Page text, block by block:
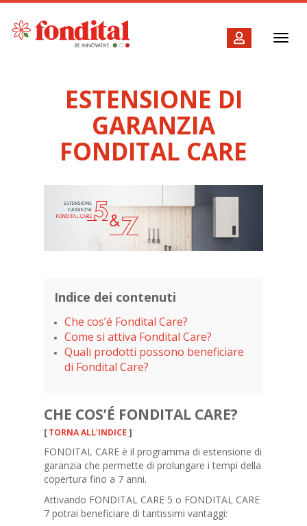
ESTENSIONE DI
GARANZIA
FONDITAL CARE
Indice dei contenuti
Che cos’é Fondital Care?
Come si attiva Fondital Care?
Quali prodotti possono beneficiare
di Fondital Care?
CHE COS’É FONDITAL CARE?
[ TORNA ALL'INDICE ]
FONDITAL CARE è il programma di estensione di
garanzia che permette di prolungare i tempi della
copertura fino a 7 anni.
Attivando FONDITAL CARE 5 o FONDITAL CARE
7 potrai beneficiare di tantissimi vantaggi: